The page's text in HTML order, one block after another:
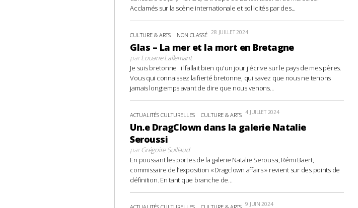
Acclamés sur la scène internationale et sollicités par des...
CULTURE & ARTS NON CLASSÉ 28 JUILLET 2024
Glas – La mer et la mort en Bretagne
parLouane Lallemant
Je suis bretonne : il fallait bien qu'un jour j'écrive sur le pays de mes pères.
Vous qui connaissez la fierté bretonne, qui savez que nous ne tenons
jamais longtemps avant de dire que nous venons...
ACTUALITÉS CULTURELLES CULTURE & ARTS 4 JUILLET 2024
Un.e DragClown dans la galerie Natalie
Seroussi
parGrégoire Suillaud
En poussant les portes de la galerie Natalie Seroussi, Rémi Baert,
commissaire de l’exposition « Dragclown affairs » revient sur des points de
définition. En tant que branche de...
9 JUIN 2024